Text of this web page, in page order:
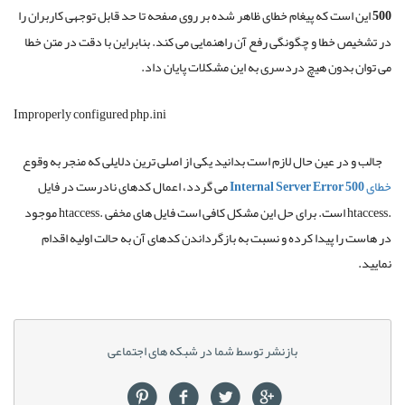
500این است که پیغام خطای ظاهر شده بر روی صفحه تا حد قابل توجهی کاربران را
در تشخیص خطا و چگونگی رفع آن راهنمایی می کند.بنابراین با دقت در متن خطا
می توان بدون هیچ دردسری به این مشکلات پایان داد.
Improperly configured php.ini
جالب و در عین حال لازم است بدانید یکی از اصلی ترین دلایلی که منجر به وقوع
خطایInternal Server Error 500می گردد، اعمال کدهای نادرست در فایل
.htaccess
است.برای حل این مشکل کافی است فایل های مخفی.htaccess
موجود
در هاست را پیدا کرده و نسبت به بازگرداندن کدهای آن به حالت اولیه اقدام
نمایید.
بازنشر توسط شما در شبکه های اجتماعی